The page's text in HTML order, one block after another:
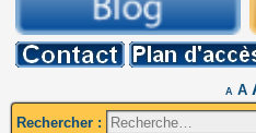
A A
Rechercher :